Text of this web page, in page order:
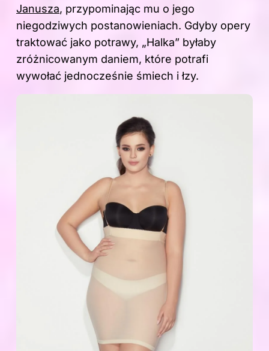
Janusza, przypominając mu o jego
niegodziwych postanowieniach. Gdyby opery
traktować jako potrawy, „Halka” byłaby
zróżnicowanym daniem, które potrafi
wywołać jednocześnie śmiech i łzy.